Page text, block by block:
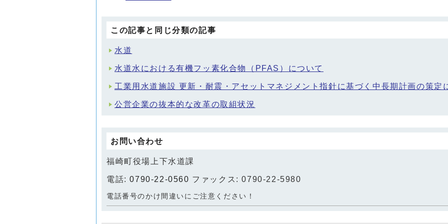
この記事と同じ分類の記事
水道
水道水における有機フッ素化合物（PFAS）について
工業用水道施設 更新・耐震・アセットマネジメント指針に基づく中長期計画の策定
公営企業の抜本的な改革の取組状況
お問い合わせ
福崎町役場上下水道課
電話:0790-22-0560 ファックス: 0790-22-5980
電話番号のかけ間違いにご注意ください！